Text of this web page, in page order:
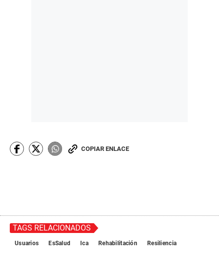
COPIAR ENLACE
TAGS RELACIONADOS
Usuarios EsSalud Ica Rehabilitación
Resiliencia